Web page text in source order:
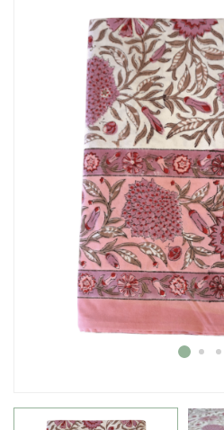
Echarpes / Pareos
Blouses et jupes
Sacs en Kantha
Pochettes ordinateur
Trousses de toilette
Objets déco
Patères en métal
La vie en vert